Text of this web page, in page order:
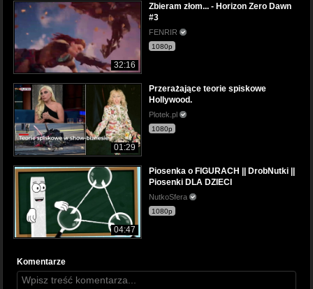
32:16
Zbieram złom... - Horizon Zero Dawn
#3
FENRIR
1080p
01:29
Przerażające teorie spiskowe
Hollywood.
Plotek.pl
1080p
04:47
Piosenka o FIGURACH || DrobNutki ||
Piosenki DLA DZIECI
NutkoSfera
1080p
Komentarze